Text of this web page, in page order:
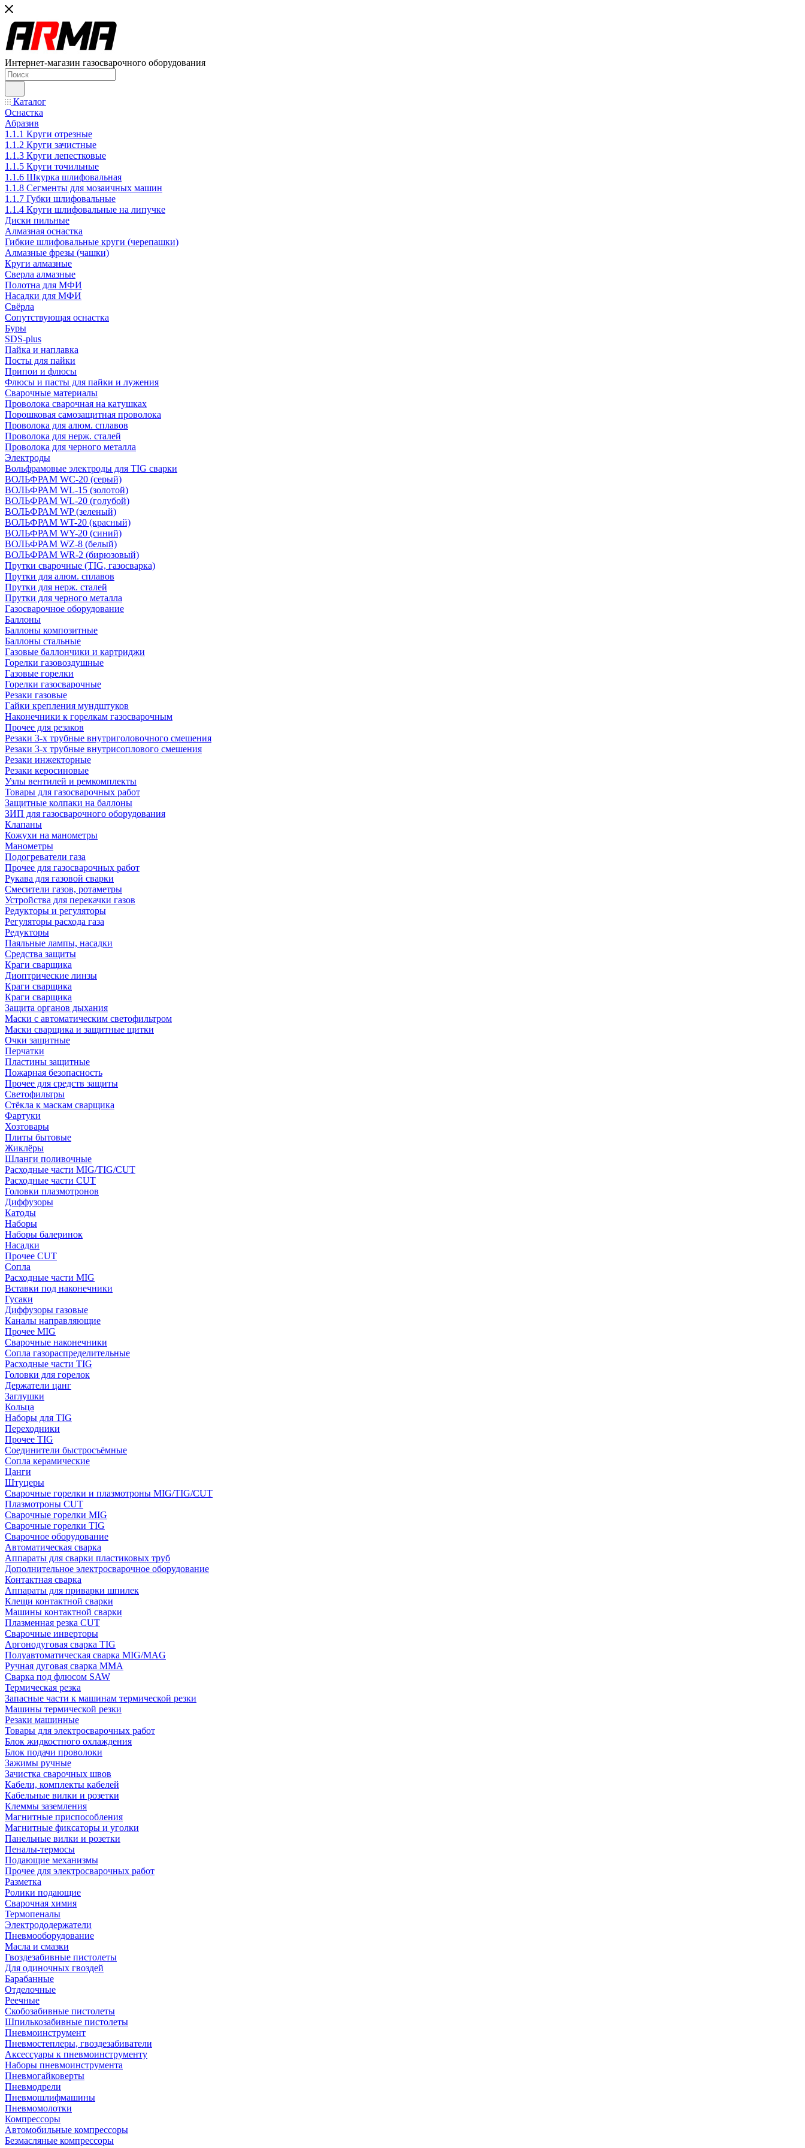
Интернет-магазин газосварочного оборудования
Каталог
Оснастка
Абразив
1.1.1 Круги отрезные
1.1.2 Круги зачистные
1.1.3 Круги лепестковые
1.1.5 Круги точильные
1.1.6 Шкурка шлифовальная
1.1.8 Сегменты для мозаичных машин
1.1.7 Губки шлифовальные
1.1.4 Круги шлифовальные на липучке
Диски пильные
Алмазная оснастка
Гибкие шлифовальные круги (черепашки)
Алмазные фрезы (чашки)
Круги алмазные
Сверла алмазные
Полотна для МФИ
Насадки для МФИ
Свёрла
Сопутствующая оснастка
Буры
SDS-plus
Пайка и наплавка
Посты для пайки
Припои и флюсы
Флюсы и пасты для пайки и лужения
Сварочные материалы
Проволока сварочная на катушках
Порошковая самозащитная проволока
Проволока для алюм. сплавов
Проволока для нерж. сталей
Проволока для черного металла
Электроды
Вольфрамовые электроды для TIG сварки
ВОЛЬФРАМ WC-20 (серый)
ВОЛЬФРАМ WL-15 (золотой)
ВОЛЬФРАМ WL-20 (голубой)
ВОЛЬФРАМ WP (зеленый)
ВОЛЬФРАМ WT-20 (красный)
ВОЛЬФРАМ WY-20 (синий)
ВОЛЬФРАМ WZ-8 (белый)
ВОЛЬФРАМ WR-2 (бирюзовый)
Прутки сварочные (TIG, газосварка)
Прутки для алюм. сплавов
Прутки для нерж. сталей
Прутки для черного металла
Газосварочное оборудование
Баллоны
Баллоны композитные
Баллоны стальные
Газовые баллончики и картриджи
Горелки газовоздушные
Газовые горелки
Горелки газосварочные
Резаки газовые
Гайки крепления мундштуков
Наконечники к горелкам газосварочным
Прочее для резаков
Резаки 3-х трубные внутриголовочного смешения
Резаки 3-х трубные внутрисоплового смешения
Резаки инжекторные
Резаки керосиновые
Узлы вентилей и ремкомплекты
Товары для газосварочных работ
Защитные колпаки на баллоны
ЗИП для газосварочного оборудования
Клапаны
Кожухи на манометры
Манометры
Подогреватели газа
Прочее для газосварочных работ
Рукава для газовой сварки
Смесители газов, ротаметры
Устройства для перекачки газов
Редукторы и регуляторы
Регуляторы расхода газа
Редукторы
Паяльные лампы, насадки
Средства защиты
Краги сварщика
Диоптрические линзы
Краги сварщика
Краги сварщика
Защита органов дыхания
Маски с автоматическим светофильтром
Маски сварщика и защитные щитки
Очки защитные
Перчатки
Пластины защитные
Пожарная безопасность
Прочее для средств защиты
Светофильтры
Стёкла к маскам сварщика
Фартуки
Хозтовары
Плиты бытовые
Жиклёры
Шланги поливочные
Расходные части MIG/TIG/CUT
Расходные части CUT
Головки плазмотронов
Диффузоры
Катоды
Наборы
Наборы балеринок
Насадки
Прочее CUT
Сопла
Расходные части MIG
Вставки под наконечники
Гусаки
Диффузоры газовые
Каналы направляющие
Прочее MIG
Сварочные наконечники
Сопла газораспределительные
Расходные части TIG
Головки для горелок
Держатели цанг
Заглушки
Кольца
Наборы для TIG
Переходники
Прочее TIG
Соединители быстросъёмные
Сопла керамические
Цанги
Штуцеры
Сварочные горелки и плазмотроны MIG/TIG/CUT
Плазмотроны CUT
Сварочные горелки MIG
Сварочные горелки TIG
Сварочное оборудование
Автоматическая сварка
Аппараты для сварки пластиковых труб
Дополнительное электросварочное оборудование
Контактная сварка
Аппараты для приварки шпилек
Клещи контактной сварки
Машины контактной сварки
Плазменная резка CUT
Сварочные инверторы
Аргонодуговая сварка TIG
Полуавтоматическая сварка MIG/MAG
Ручная дуговая сварка MMA
Сварка под флюсом SAW
Термическая резка
Запасные части к машинам термической резки
Машины термической резки
Резаки машинные
Товары для электросварочных работ
Блок жидкостного охлаждения
Блок подачи проволоки
Зажимы ручные
Зачистка сварочных швов
Кабели, комплекты кабелей
Кабельные вилки и розетки
Клеммы заземления
Магнитные приспособления
Магнитные фиксаторы и уголки
Панельные вилки и розетки
Пеналы-термосы
Подающие механизмы
Прочее для электросварочных работ
Разметка
Ролики подающие
Сварочная химия
Термопеналы
Электрододержатели
Пневмооборудование
Масла и смазки
Гвоздезабивные пистолеты
Для одиночных гвоздей
Барабанные
Отделочные
Реечные
Скобозабивные пистолеты
Шпилькозабивные пистолеты
Пневмоинструмент
Пневмостеплеры, гвоздезабиватели
Аксессуары к пневмоинструменту
Наборы пневмоинструмента
Пневмогайковерты
Пневмодрели
Пневмошлифмашины
Пневмомолотки
Компрессоры
Автомобильные компрессоры
Безмасляные компрессоры